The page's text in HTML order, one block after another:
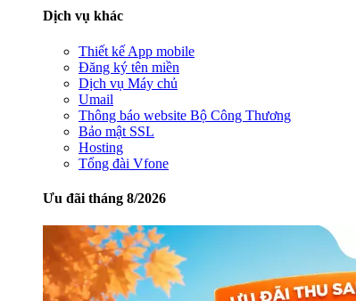
Dịch vụ khác
Thiết kế App mobile
Đăng ký tên miền
Dịch vụ Máy chủ
Umail
Thông báo website Bộ Công Thương
Bảo mật SSL
Hosting
Tổng đài Vfone
Ưu đãi tháng 8/2026